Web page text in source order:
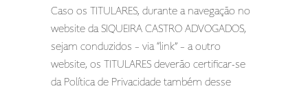
Caso os TITULARES, durante a navegação no
website da SIQUEIRA CASTRO ADVOGADOS,
sejam conduzidos – via “link” – a outro
website, os TITULARES deverão certificar-se
da Política de Privacidade também desse